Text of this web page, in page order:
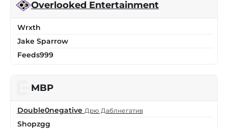
Overlooked Entertainment
Wrxth
Jake Sparrow
Feeds999
MBP
Double0negative Дрю Даблнегатив
Shopzgg